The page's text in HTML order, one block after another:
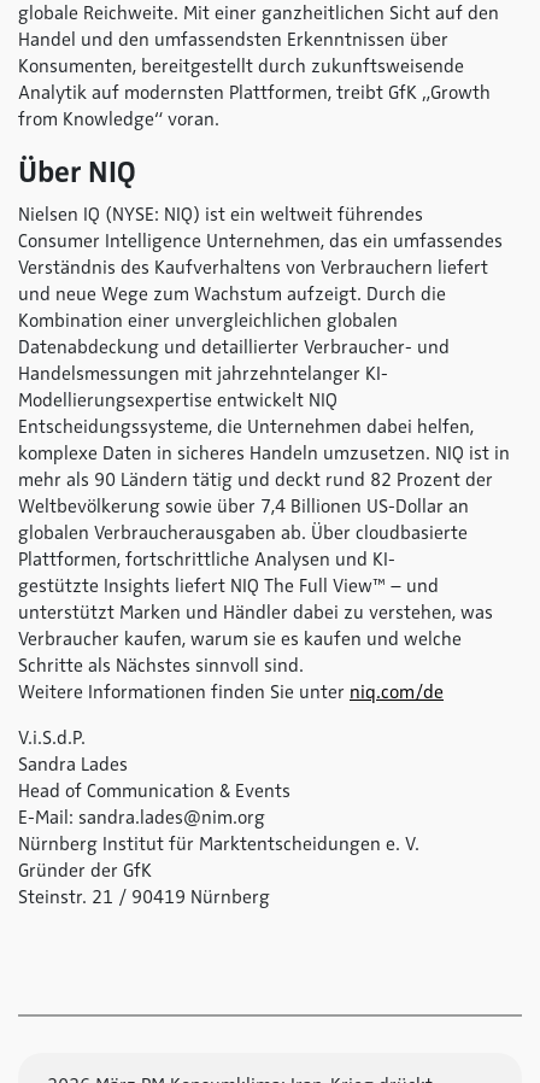
globale Reichweite. Mit einer ganzheitlichen Sicht auf den
Handel und den umfassendsten Erkenntnissen über
Konsumenten, bereitgestellt durch zukunftsweisende
Analytik auf modernsten Plattformen, treibt GfK „Growth
from Knowledge“ voran.
Über NIQ
Nielsen IQ (NYSE: NIQ) ist ein weltweit führendes
Consumer Intelligence Unternehmen, das ein umfassendes
Verständnis des Kaufverhaltens von Verbrauchern liefert
und neue Wege zum Wachstum aufzeigt. Durch die
Kombination einer unvergleichlichen globalen
Datenabdeckung und detaillierter Verbraucher- und
Handelsmessungen mit jahrzehntelanger KI-
Modellierungsexpertise entwickelt NIQ
Entscheidungssysteme, die Unternehmen dabei helfen,
komplexe Daten in sicheres Handeln umzusetzen. NIQ ist in
mehr als 90 Ländern tätig und deckt rund 82 Prozent der
Weltbevölkerung sowie über 7,4 Billionen US-Dollar an
globalen Verbraucherausgaben ab. Über cloudbasierte
Plattformen, fortschrittliche Analysen und KI-
gestützte Insights liefert NIQ The Full View™ – und
unterstützt Marken und Händler dabei zu verstehen, was
Verbraucher kaufen, warum sie es kaufen und welche
Schritte als Nächstes sinnvoll sind.
Weitere Informationen finden Sie unter niq.com/de
V.i.S.d.P.
Sandra Lades
Head of Communication & Events
E-Mail: sandra.lades@nim.org
Nürnberg Institut für Marktentscheidungen e. V.
Gründer der GfK
Steinstr. 21 / 90419 Nürnberg